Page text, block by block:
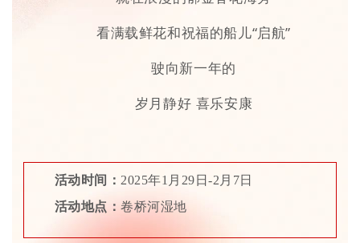
看满载鲜花和祝福的船儿“启航”
驶向新一年的
岁月静好 喜乐安康
活动时间： 2025年1月29日-2月7日
活动地点：卷桥河湿地